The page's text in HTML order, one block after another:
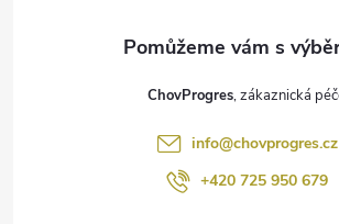
ChovProgres
info@chovprogres.cz
+420 725 950 679